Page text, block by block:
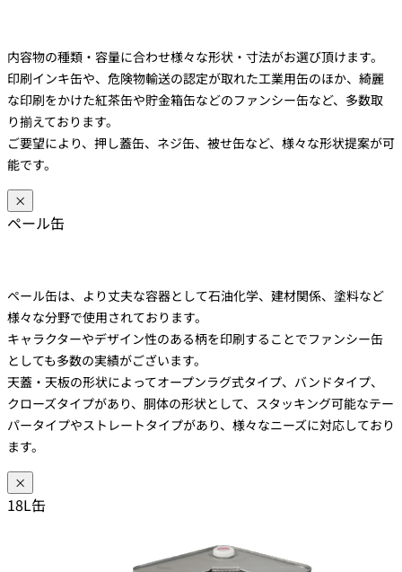
内容物の種類・容量に合わせ様々な形状・寸法がお選び頂けます。
印刷インキ缶や、危険物輸送の認定が取れた工業用缶のほか、綺麗
な印刷をかけた紅茶缶や貯金箱缶などのファンシー缶など、多数取
り揃えております。
ご要望により、押し蓋缶、ネジ缶、被せ缶など、様々な形状提案が可
能です。
×
ペール缶
ペール缶は、より丈夫な容器として石油化学、建材関係、塗料など
様々な分野で使用されております。
キャラクターやデザイン性のある柄を印刷することでファンシー缶
としても多数の実績がございます。
天蓋・天板の形状によってオープンラグ式タイプ、バンドタイプ、
クローズタイプがあり、胴体の形状として、スタッキング可能なテー
パータイプやストレートタイプがあり、様々なニーズに対応しており
ます。
×
18L缶